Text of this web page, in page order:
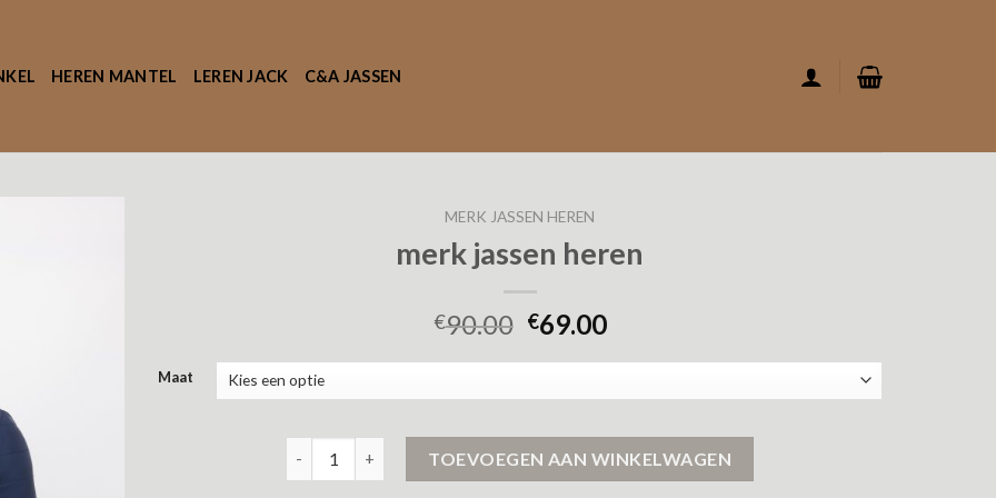
HEREN MANTEL LEREN JACK C&A JASSEN
MERK JASSEN HEREN
merk jassen heren
€90.00 €69.00
Maat
TOEVOEGEN AAN WINKELWAGEN